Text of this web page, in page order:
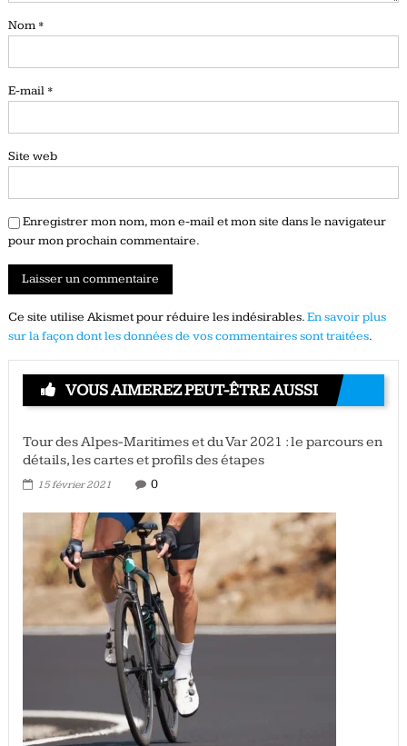
Nom *
E-mail *
Site web
Enregistrer mon nom, mon e-mail et mon site dans le navigateur
pour mon prochain commentaire.
Ce site utilise Akismet pour réduire les indésirables.En savoir plus
sur la façon dont les données de vos commentaires sont traitées.
VOUS AIMEREZ PEUT-ÊTRE AUSSI
Tour des Alpes-Maritimes et du Var 2021 : le parcours en
détails, les cartes et profils des étapes
15 février 2021 0